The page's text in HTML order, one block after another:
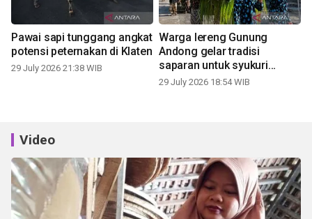
Pawai sapi tunggang angkat
potensi peternakan di Klaten
29 July 2026 21:38 WIB
Warga lereng Gunung
Andong gelar tradisi
saparan untuk syukuri
panen
29 July 2026 18:54 WIB
Video